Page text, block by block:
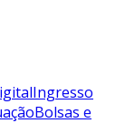
Ingresso
Bolsas e